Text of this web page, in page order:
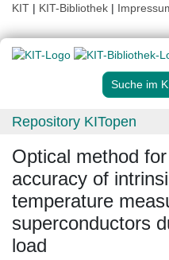
KIT | KIT-Bibliothek |
Suche im
Repository KITopen
Optical method
accuracy of
temperature
superconductors
load